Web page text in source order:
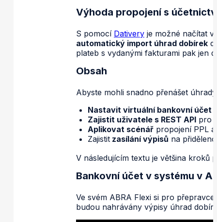
Výhoda propojení s
S pomocí Dativery je možné načítat
automatický import úhrad dobírek
plateb s vydanými fakturami pak jen
Obsah
Abyste mohli snadno přenášet
Nastavit virtuální bankovní účet
Zajistit uživatele s REST API pro
Aplikovat scénář propojení PPL
Zajistit zasílání výpisů na
V následujícím textu je většina kroků
Bankovní účet v systému v
Ve svém ABRA Flexi si pro
budou nahrávány výpisy úhrad